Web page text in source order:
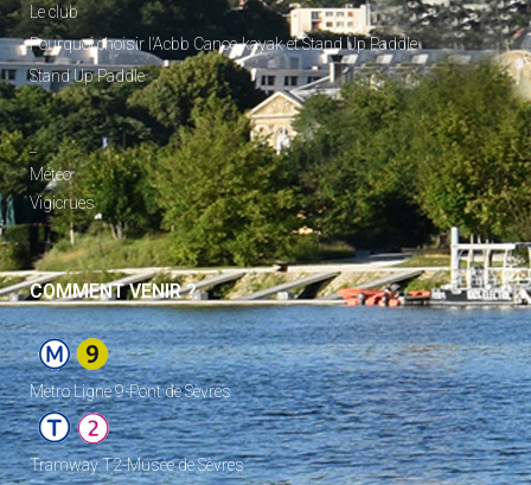
Le club
Pourquoi choisir l’Acbb Canoe-kayak et Stand Up Paddle
Stand Up Paddle
_
Météo
Vigicrues
COMMENT VENIR ?
Metro Ligne 9-Pont de Sèvres
Tramway T2-Musée de Sèvres